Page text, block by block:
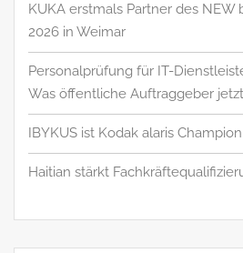
KUKA erstmals Partner des NEW
2026 in Weimar
Personalprüfung für IT-
Was öffentliche Auftraggeber
IBYKUS ist Kodak alaris
Haitian stärkt